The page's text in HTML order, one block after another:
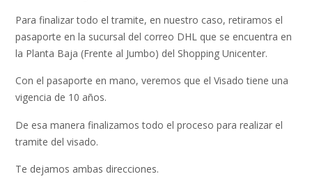
Para finalizar todo el tramite, en nuestro caso, retiramos el
pasaporte en la sucursal del correo DHL que se encuentra en
la Planta Baja (Frente al Jumbo) del Shopping Unicenter.
Con el pasaporte en mano, veremos que el Visado tiene una
vigencia de 10 años.
De esa manera finalizamos todo el proceso para realizar el
tramite del visado.
Te dejamos ambas direcciones.